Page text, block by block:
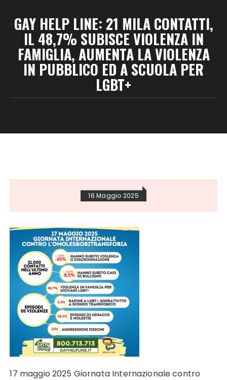
GAY HELP LINE: 21 MILA CONTATTI,
IL 48,7% SUBISCE VIOLENZA IN
FAMIGLIA, AUMENTA LA VIOLENZA
IN PUBBLICO ED A SCUOLA PER
LGBT+
16 Maggio 2025
17 maggio 2025 Giornata Internazionale contro